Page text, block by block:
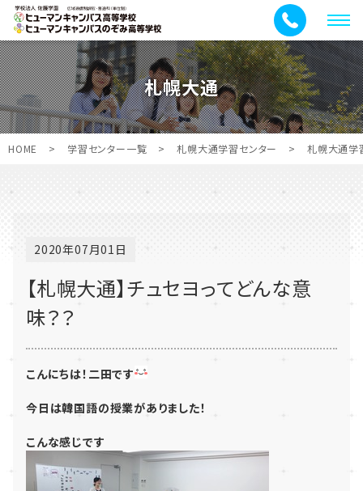
メ
ニ
ュ
ー
札幌大通
HOME > 学習センター一覧 > 札幌大通学習センター > 札幌大通学
2020年07月01日
【札幌大通】チュセヨってどんな意
味？？
こんにちは！二田です
今日は韓国語の授業がありました！
こんな感じです